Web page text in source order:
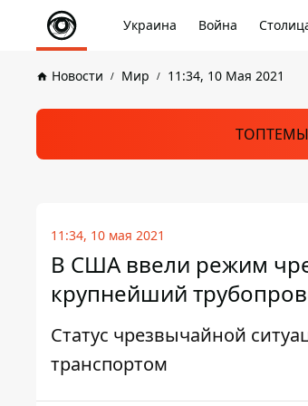
Украина Война
Новости Мир 11:34, 10 Мая 2021
11:34, 10 мая 2021
В США ввели режим
крупнейший
Статус чрезвычайной
транспортом